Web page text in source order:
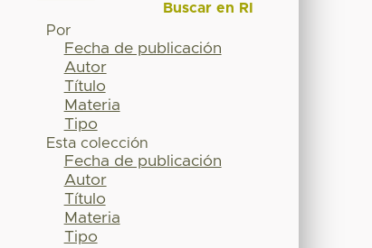
Buscar en RI
Por
Fecha de publicación
Autor
Título
Materia
Tipo
Esta colección
Fecha de publicación
Autor
Título
Materia
Tipo